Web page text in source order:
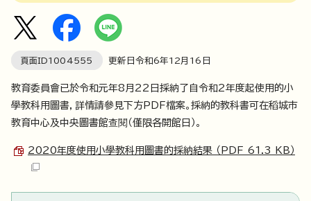
頁面ID1004555 更新日令和6年12月 16 日
教育委員會已於令和元年8月22日採納了自令和2年度起使用的小
學教科用圖書，詳情請參見下方PDF檔案。採納的教科書可在稻城市
教育中心及中央圖書館查閱（僅限各開館日）。
2020年度使用小學教科用圖書的採納結果 （PDF 61.3 KB）